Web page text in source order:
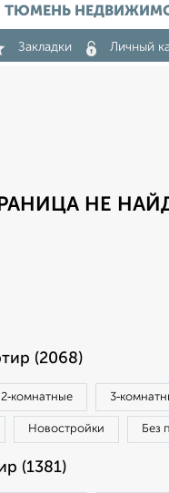
ТЮМЕНЬ
Закладки Личный
НЕ
(2068)
2‑комнатные
Новостройки Без
(1381)